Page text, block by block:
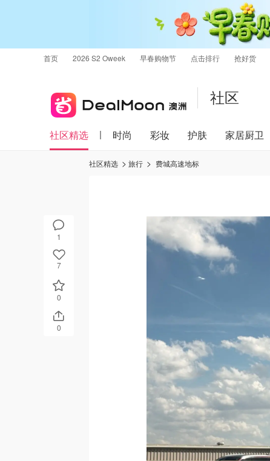
首页 2026 S2 Oweek 早春购物节 点击排行 抢好货
社区
社区精选 时尚 彩妆 护肤 家居厨卫
1
7
0
0
社区精选 旅行 费城高速地标